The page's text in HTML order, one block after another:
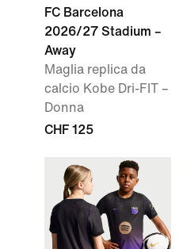
FC Barcelona
2026/27 Stadium –
Away
Maglia replica da
calcio Kobe Dri-FIT –
Donna
CHF 125